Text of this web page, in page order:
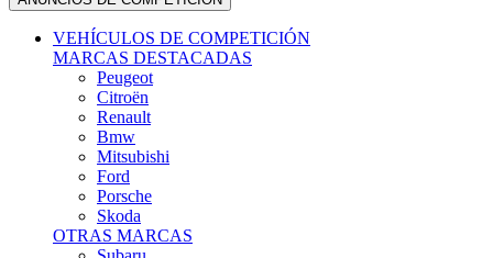
VEHÍCULOS DE COMPETICIÓN
MARCAS DESTACADAS
Peugeot
Citroën
Renault
Bmw
Mitsubishi
Ford
Porsche
Skoda
OTRAS MARCAS
Subaru
Seat